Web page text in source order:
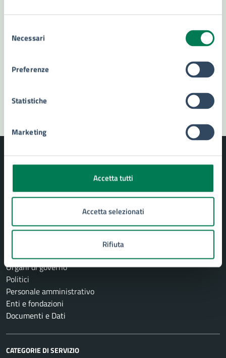
delNecessari
Preferenze
Statistiche
Marketing
Accetta tutti
Accetta selezionati
Rifiuta
Problemi in città
Comune di Siracusa
AMMINISTRAZIONE
Uffici
Organi di governo
Politici
Personale amministrativo
Enti e fondazioni
Documenti e Dati
CATEGORIE DI SERVIZIO